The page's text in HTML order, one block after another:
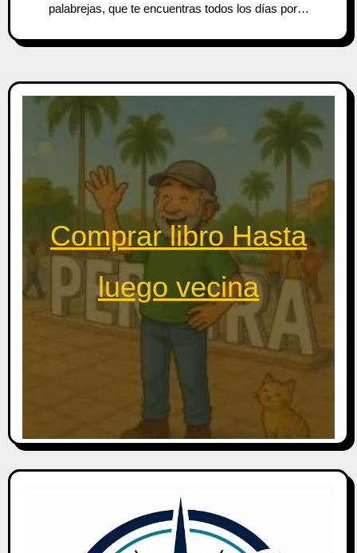
palabrejas, que te encuentras todos los días por…
Comprar libro Hasta
luego vecina